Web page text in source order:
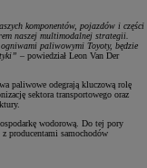
komponentów, pojazdów i części
naszej multimodalnej strategii.
paliwowymi Toyoty, będzie
– powiedział Leon Van Der
paliwowe odegrają kluczową rolę
sektora transportowego oraz
wodorową. Do tej pory
producentami samochodów